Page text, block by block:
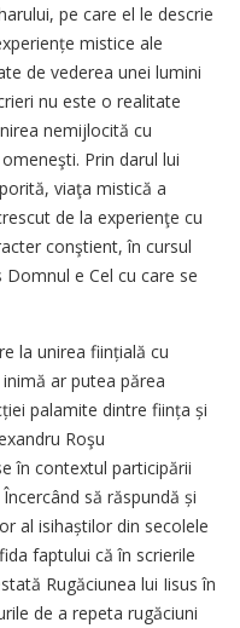
pe care el le descrie
mistice ale
de vederea unei lumini
nu este o realitate
nemijlocită cu
Prin darul lui
viaţa mistică a
de la experienţe cu
conştient, în cursul
e Cel cu care se
la unirea ființială cu
ar putea părea
palamite dintre ființa și
Roşu
în contextul participării
să răspundă și
al isihaștilor din secolele
faptului că în scrierile
Rugăciunea lui Iisus în
de a repeta rugăciuni